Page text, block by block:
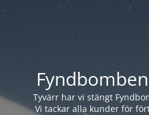
Tyvärr har vi stängt
Vi tackar alla kunder för